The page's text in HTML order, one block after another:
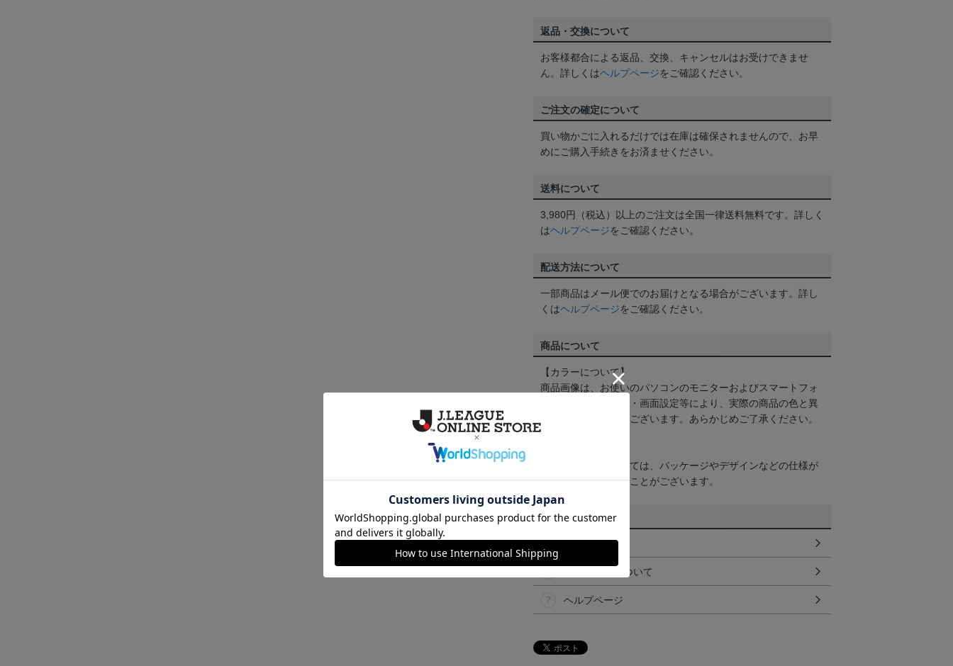
返品・交換について
お客様都合による返品、交換、キャンセルはお受けできませ
ん。詳しくはヘルプページをご確認ください。
ご注文の確定について
買い物かごに入れるだけでは在庫は確保されませんので、お早
めにご購入手続きをお済ませください。
送料について
3,980円（税込）以上のご注文は全国一律送料無料です。詳しく
はヘルプページをご確認ください。
配送方法について
一部商品はメール便でのお届けとなる場合がございます。詳し
くはヘルプページをご確認ください。
商品について
【カラーについて】
商品画像は、お使いのパソコンのモニターおよびスマートフォ
ンのメーカー・機種・画面設定等により、実際の商品の色と異
なって見える場合がございます。あらかじめご了承ください。
取り扱い商品によっては、パッケージやデザインなどの仕様が
予告なく変更になることがございます。
その他
決済について
ギフト対応について
ヘルプページ